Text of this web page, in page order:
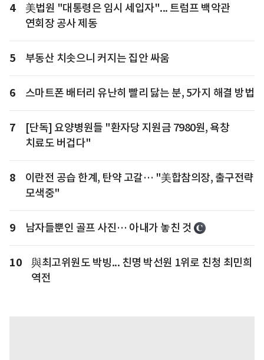
4
美법원 "대통령은 임시 세입자"... 트럼프 백악관
연회장 공사 제동
5 부동산 치솟으니 커지는 집안 싸움
6 스마트폰 배터리 유난히 빨리 닳는 분, 5가지 해결 방법
7
[단독] 요양병원들 "환자당 지원금 7980원, 욕창
치료도 버겁다"
8
이란전 공습 한계, 탄약 고갈… "美합참의장, 출구전략
모색중"
9 남자들뿐인 골프 사진… 아내가 놓친 것
10
與최고위원도 박빙... 친명 박선원 1위로 친청 최민희
역전